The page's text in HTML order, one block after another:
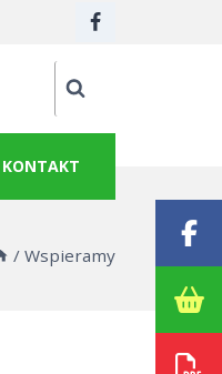
KONTAKT
/ Wspieramy